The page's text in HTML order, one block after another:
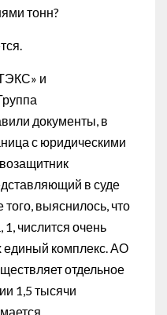
тонн?
и
документы, в
с юридическими
в суде
выяснилось, что
числится очень
единый комплекс. АО
отдельное
1,5 тысячи